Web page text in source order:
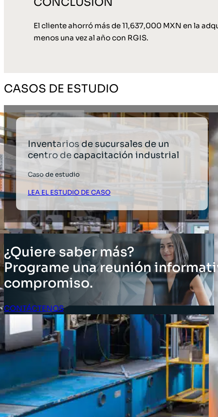
El cliente ahorró más de 11,637,000 MXN en la
menos una vez al año con RGIS.
CASOS DE ESTUDIO
Inventarios de sucursales de un
centro de capacitación industrial
Caso de estudio
LEA EL ESTUDIO DE CASO
¿Quiere saber más?
Programe una reunión
compromiso.
CONTÁCTENOS
Acceso Clientes
SOLUCIONES
Soluciones de inventario
Soluciones empresariales
Soluciones para la cadena de suministro
Etiquetado de activos